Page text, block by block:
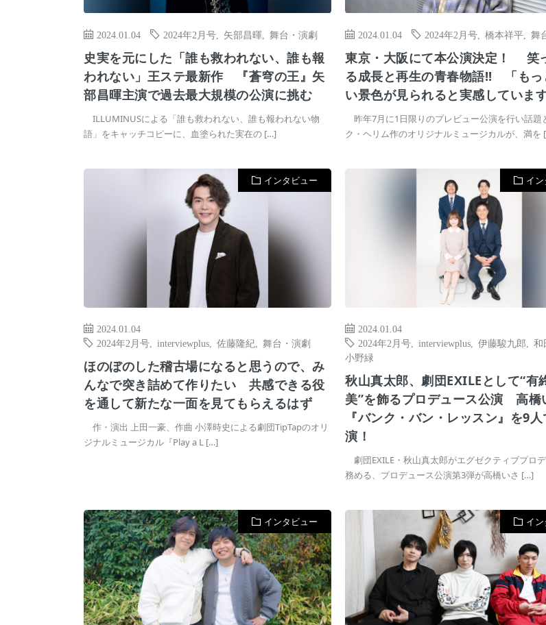
2024.01.04 2024年2月号 矢部昌暉 舞台・演劇
史実を元にした「誰も救われない、誰も報
われない」王ステ最新作 『蒼穹の王』矢
部昌暉主演で過去最大規模の公演に挑む
ILLUMINUSによる「誰も救われない、誰も報われない物
語」をキャッチコピーに、血塗られた実在の […]
2024.01.04 2024年2月号 ,橋本祥平 ,舞
東京・大阪にて本公演決定！ 笑
る成長と再生の青春物語!! 「もっ
い景色が見られると実感しています
昨年7月に1日限りのプレビュー公演を行い話題
ク・ヘリム作のオリジナルミュージカルが、満を
インタビュー
2024.01.04
2024年2月号
interviewplus 佐藤隆紀 舞台・演劇
ほのぼのした稽古場になると思うので、み
んなで突き詰めて作りたい 共感できる役
を通して新たな一面を見てもらえるはず
作・演出 上田一豪、作曲 小澤時史による劇団TipTapのオリ
ジナルミュージカル『Play a L […]
イ
2024.01.04
2024年2月号 ,interviewplus ,伊藤駿九郎 ,和
小野緑
秋山真太郎、劇団EXILEとして“有
美”を飾るプロデュース公演 高橋
『バンク・バン・レッスン』を9
演！
劇団EXILE・秋山真太郎がエグゼクティブプロ
務める、プロデュース公演第3弾が高橋いさ […]
インタビュー イ